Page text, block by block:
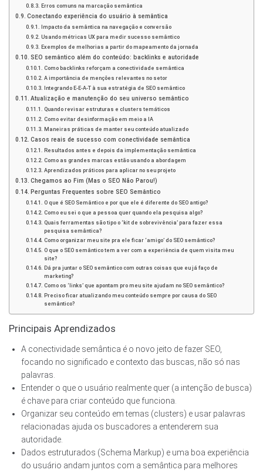
Erros comuns na marcação semântica
Conectando experiência do usuário à semântica
Impacto da semântica na navegação e conversão
Usando métricas UX para medir sucesso semântico
Exemplos de melhorias a partir do mapeamento da jornada
SEO semântico além do conteúdo: backlinks e autoridade
Como backlinks reforçam a conectividade semântica
A importância de menções relevantes no setor
Integrando E-E-A-T à sua estratégia de SEO semântico
Atualização e manutenção do seu universo semântico
Quando revisar estruturas e clusters temáticos
Como evitar desinformação em meio a IA
Maneiras práticas de manter seu conteúdo atualizado
Casos reais de sucesso com conectividade semântica
Resultados antes e depois da implementação semântica
Como as grandes marcas estão usando a abordagem
Aprendizados práticos para aplicar no seu projeto
Chegamos ao Fim (Mas o SEO Não Parou!)
Perguntas Frequentes sobre SEO Semântico
O que é SEO Semântico e por que ele é diferente do SEO antigo?
Como eu sei o que a pessoa quer quando ela pesquisa algo?
Quais ferramentas são tipo o ‘kit de sobrevivência’ para fazer essa
pesquisa semântica?
Como organizar meu site pra ele ficar ‘amigo’ do SEO semântico?
O que o SEO semântico tem a ver com a experiência de quem visita meu
site?
Dá pra juntar o SEO semântico com outras coisas que eu já faço de
marketing?
Como os ‘links’ que apontam pro meu site ajudam no SEO semântico?
Preciso ficar atualizando meu conteúdo sempre por causa do SEO
semântico?
Principais Aprendizados
A conectividade semântica é o novo jeito de fazer SEO,
focando no significado e contexto das buscas, não só nas
palavras.
Entender o que o usuário realmente quer (a intenção de busca)
é chave para criar conteúdo que funciona.
Organizar seu conteúdo em temas (clusters) e usar palavras
relacionadas ajuda os buscadores a entenderem sua
autoridade.
Dados estruturados (Schema Markup) e uma boa experiência
do usuário andam juntos com a semântica para melhores